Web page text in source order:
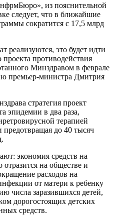
из пояснительной
следует, что в ближайшие
сократится с 17,5 млрд
реализуются, это будет идти
проекта противодействия
Минздравом в феврале
премьер-министра Дмитрия
стратегия проект
эпидемии в два раза,
терапией
до 40 тысяч
экономия средств на
отразится на обществе и
расходов на
от матери к ребенку
числа заразившихся детей,
дорогостоящих детских
средств.